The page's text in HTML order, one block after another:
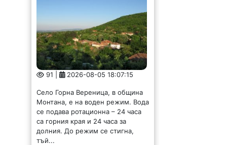
91 | 2026-08-05 18:07:15
Село Горна Вереница, в община
Монтана, е на воден режим. Вода
се подава ротационна – 24 часа
са горния края и 24 часа за
долния. До режим се стигна,
тъй...